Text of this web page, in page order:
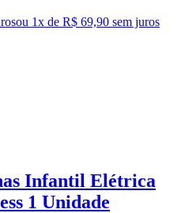
ou 1x de R$ 69,90 sem juros
Infantil Elétrica
1 Unidade